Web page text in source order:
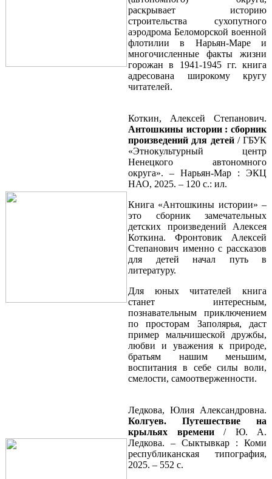
раскрывает историю
строительства сухопутного
аэродрома Беломорской военной
флотилии в Нарьян-Маре и
многочисленные факты жизни
горожан в 1941-1945 гг. книга
адресована широкому кругу
читателей.
Коткин, Алексей Степанович.
Антошкины истории : сборник
произведений для детей / ГБУК
«Этнокультурный центр
Ненецкого автономного
округа». – Нарьян-Мар : ЭКЦ
НАО, 2025. – 120 с.: ил.
Книга «Антошкины истории» –
это сборник замечательных
детских произведений Алексея
Коткина. Фронтовик Алексей
Степанович именно с рассказов
для детей начал путь в
литературу.
Для юных читателей книга
станет интересным,
познавательным приключением
по просторам Заполярья, даст
пример мальчишеской дружбы,
любви и уважения к природе,
братьям нашим меньшим,
воспитания в себе силы воли,
смелости, самоотверженности.
Ледкова, Юлия Александровна.
Колгуев. Путешествие на
крыльях времени / Ю. А.
Ледкова. – Сыктывкар : Коми
республиканская типография,
2025. – 552 с.